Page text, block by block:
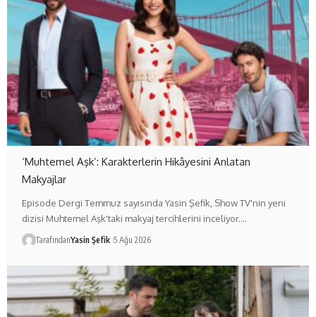
‘Muhtemel Aşk’: Karakterlerin Hikâyesini Anlatan
Makyajlar
Episode Dergi Temmuz sayısında Yasin Şefik, Show TV'nin yeni
dizisi Muhtemel Aşk'taki makyaj tercihlerini inceliyor.…
TarafındanYasin Şefik 5 Ağu 2026